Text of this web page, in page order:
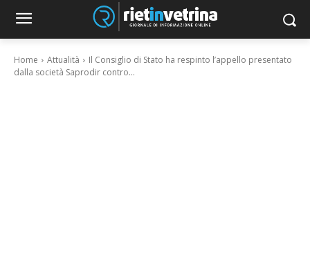
Home Attualità
Il Consiglio di Stato ha respinto l’appello presentato
dalla società Saprodir contro...